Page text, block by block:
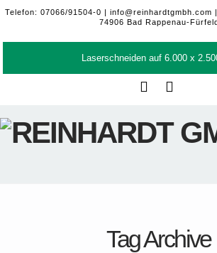
Telefon: 07066/91504-0 | info@reinhardtgmbh.com
74906 Bad Rappenau-
Laserschneiden auf 6.000 x
Tag Archive